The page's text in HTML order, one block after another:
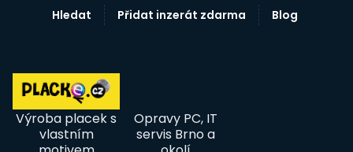
Hledat Přidat inzerát zdarma Blog
Výroba placek s
vlastním
Opravy PC, IT
servis Brno a